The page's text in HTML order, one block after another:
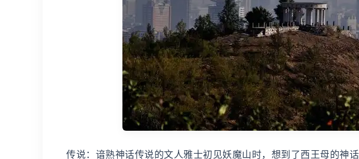
传说：谙熟神话传说的文人雅士初见妖魔山时，想到了西王母的神